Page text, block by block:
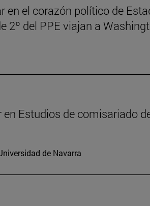
en el corazón político de
2º del PPE viajan a
Estudios de comisariado
de Navarra